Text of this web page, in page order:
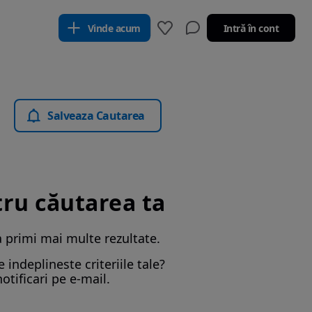
Vinde acum Intră în cont
Salveaza Cautarea
căutarea ta
primi mai multe rezultate.
indeplineste criteriile tale?
pe e-mail.